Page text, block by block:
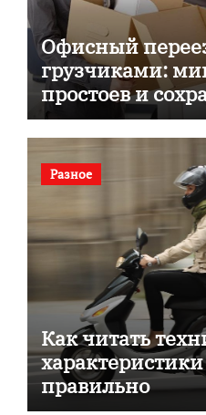
Офисный
грузчиками:
простоев и
документов
Разное
Как читать
характеристики
правильно